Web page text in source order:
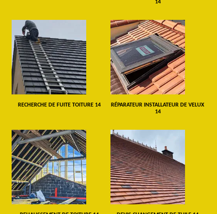
14
RECHERCHE DE FUITE TOITURE 14
RÉPARATEUR INSTALLATEUR DE VELUX
14